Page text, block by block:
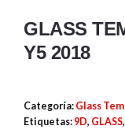
GLASS
Y5 2018
Categoría: Glass
Etiquetas: 9D, GLASS,